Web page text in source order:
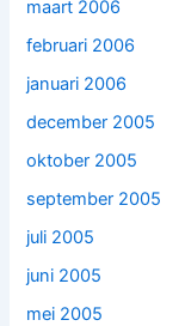
maart 2006
februari 2006
januari 2006
december 2005
oktober 2005
september 2005
juli 2005
juni 2005
mei 2005